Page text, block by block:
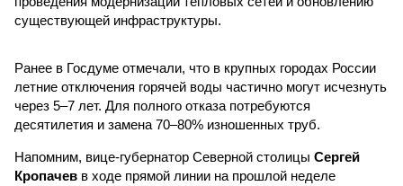
существующей инфраструктуры.
Ранее в Госдуме отмечали, что в крупных городах России
летние отключения горячей воды частично могут исчезнуть
через 5–7 лет. Для полного отказа потребуются
десятилетия и замена 70–80% изношенных труб.
Напомним, вице-губернатор Северной столицы Сергей
Кропачев в ходе прямой линии на прошлой неделе